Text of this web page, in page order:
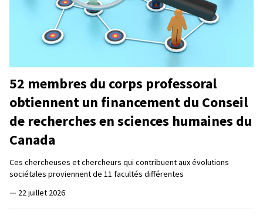
52 membres du corps professoral
obtiennent un financement du Conseil
de recherches en sciences humaines du
Canada
Ces chercheuses et chercheurs qui contribuent aux évolutions
sociétales proviennent de 11 facultés différentes
— 22 juillet 2026